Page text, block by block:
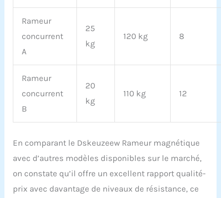
partiellement pré-monté
instructions de montage
détaillées (français non
rapidement votre
Rameur
concurrent
A
25
kg
120 kg 8
Rameur
concurrent
B
20
kg
110 kg 12
En comparant le Dskeuzeew Rameur magnétique
avec d’autres modèles disponibles sur le marché,
on constate qu’il offre un excellent rapport qualité-
prix avec davantage de niveaux de résistance, ce